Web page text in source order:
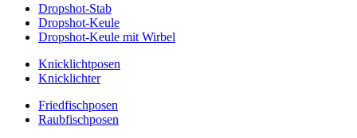
Dropshot-Stab
Dropshot-Keule
Dropshot-Keule mit Wirbel
Knicklichtposen
Knicklichter
Friedfischposen
Raubfischposen